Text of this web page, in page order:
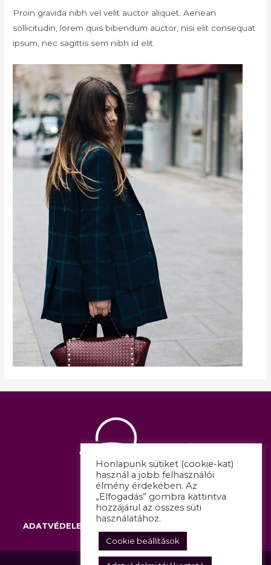
Proin gravida nibh vel velit auctor aliquet. Aenean
sollicitudin, lorem quis bibendum auctor, nisi elit consequat
ipsum, nec sagittis sem nibh id elit.
ADATVÉDELEM
Honlapunk sütiket (cookie-kat)
használ a jobb felhasználói
élmény érdekében. Az
„Elfogadás” gombra kattintva
hozzájárul az összes süti
használatához.
Cookie beállítások